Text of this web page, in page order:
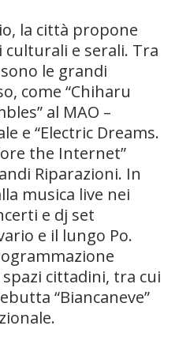
la città propone
e serali. Tra
le grandi
come “Chiharu
al MAO –
e “Electric Dreams.
the Internet”
Riparazioni. In
musica live nei
e dj set
e il lungo Po.
cittadini, tra cui
“Biancaneve”